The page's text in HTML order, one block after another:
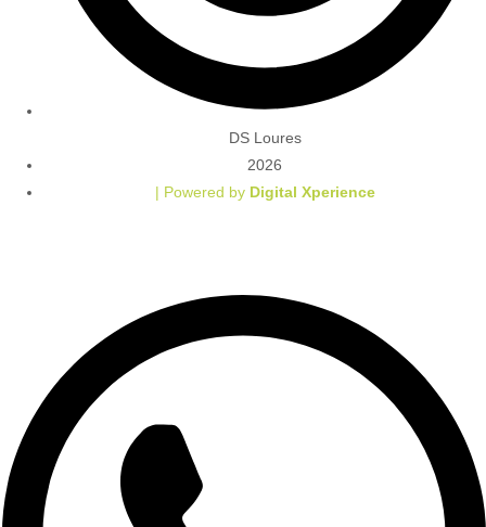
DS Loures
2026
| Powered by Digital Xperience